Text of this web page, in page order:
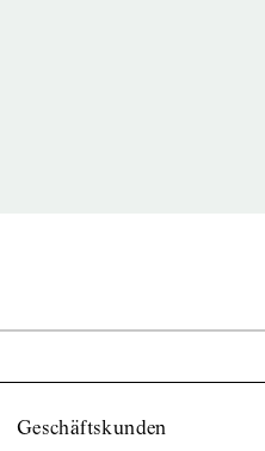
Geschäftskunden